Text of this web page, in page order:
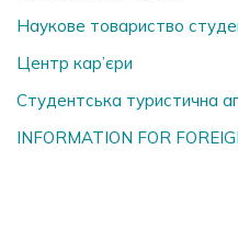
Наукове товариство
Центр кар’єри
Студентська туристична
INFORMATION FOR